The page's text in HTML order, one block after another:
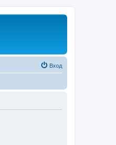
Вход